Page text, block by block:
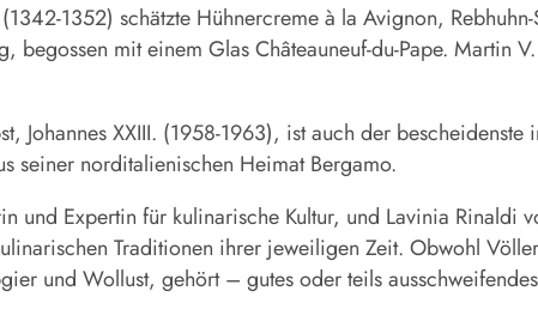
1352) schätzte Hühnercreme à la Avignon,
begossen mit einem Glas Châteauneuf-du-Pape. Martin
Johannes XXIII. (1958-1963), ist auch der
seiner norditalienischen Heimat Bergamo.
und Expertin für kulinarische Kultur, und Lavinia Rinaldi
Traditionen ihrer jeweiligen Zeit. Obwohl
und Wollust, gehört – gutes oder teils